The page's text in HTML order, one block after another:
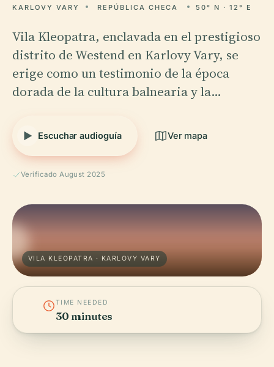
KARLOVY VARY REPÚBLICA CHECA 50° N · 12° E
Vila Kleopatra, enclavada en el prestigioso
distrito de Westend en Karlovy Vary, se
erige como un testimonio de la época
dorada de la cultura balnearia y la…
Escuchar audioguía Ver mapa
Verificado August 2025
VILA KLEOPATRA · KARLOVY VARY
TIME NEEDED
30 minutes